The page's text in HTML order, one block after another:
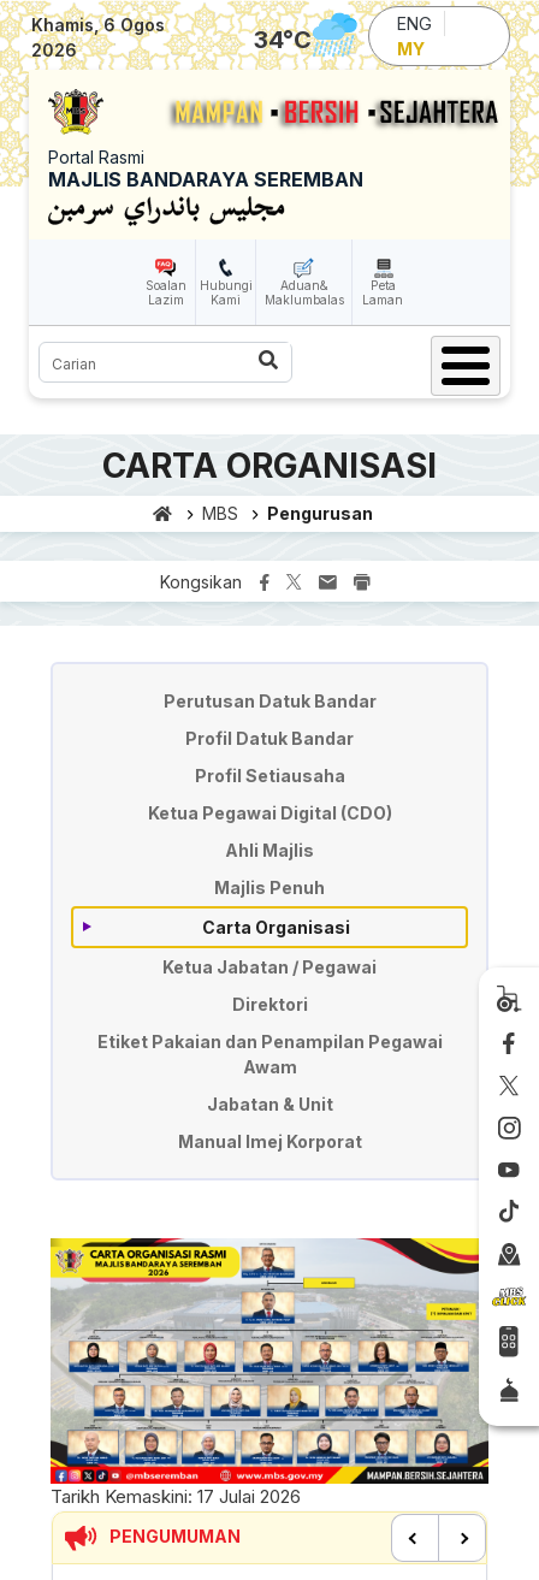
Skip to main content
Khamis, 6 Ogos
2026
34°C
ENG
MY
Portal Rasmi
MAJLIS BANDARAYA SEREMBAN
Soalan
Lazim
Hubungi
Kami
Aduan&
Maklumbalas
Peta
Laman
Carian
CARTA ORGANISASI
MBS Pengurusan
Kongsikan
Perutusan Datuk Bandar
Profil Datuk Bandar
Profil Setiausaha
Ketua Pegawai Digital (CDO)
Ahli Majlis
Majlis Penuh
Carta Organisasi
Ketua Jabatan / Pegawai
Direktori
Etiket Pakaian dan Penampilan Pegawai
Awam
Jabatan & Unit
Manual Imej Korporat
Tarikh Kemaskini: 17 Julai 2026
PENGUMUMAN